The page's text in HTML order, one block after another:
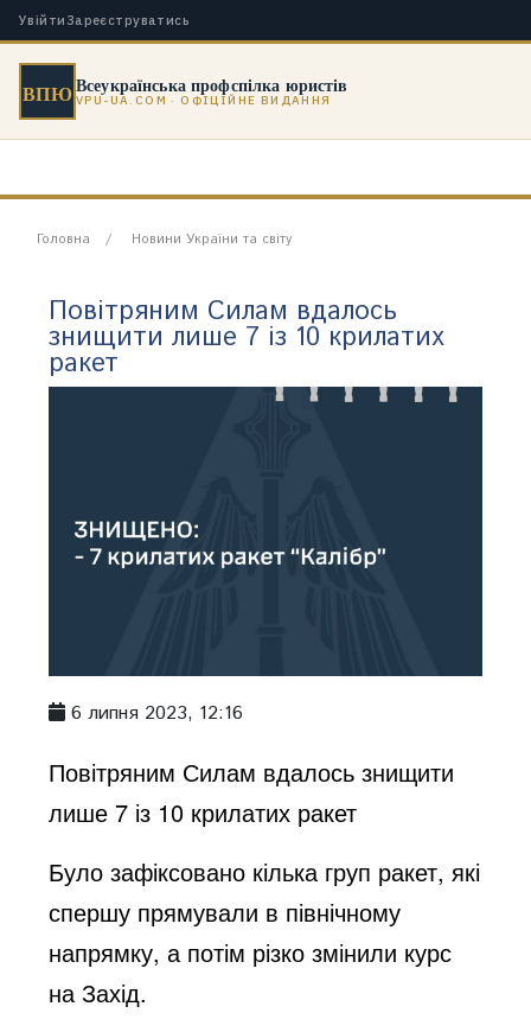
Увійти Зареєструватись
ВПЮВсеукраїнська профспілка юристів
VPU-UA.COM · ОФІЦІЙНЕ ВИДАННЯ
Головна Новини України та світу
Повітряним Силам вдалось
знищити лише 7 із 10 крилатих
ракет
6 липня 2023, 12:16
Повітряним Силам вдалось знищити
лише 7 із 10 крилатих ракет
Було зафіксовано кілька груп ракет, які
спершу прямували в північному
напрямку, а потім різко змінили курс
на Захід.